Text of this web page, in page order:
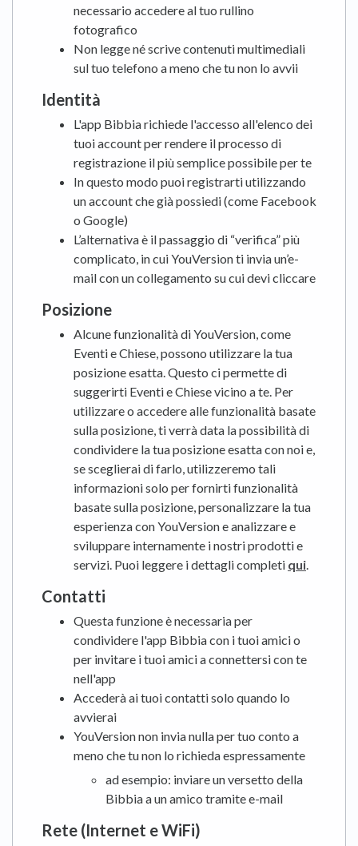
necessario accedere al tuo rullino
fotografico
Non legge né scrive contenuti multimediali
sul tuo telefono a meno che tu non lo avvii
Identità
L'app Bibbia richiede l'accesso all'elenco dei
tuoi account per rendere il processo di
registrazione il più semplice possibile per te
In questo modo puoi registrarti utilizzando
un account che già possiedi (come Facebook
o Google)
L’alternativa è il passaggio di “verifica” più
complicato, in cui YouVersion ti invia un’e-
mail con un collegamento su cui devi cliccare
Posizione
Alcune funzionalità di YouVersion, come
Eventi e Chiese, possono utilizzare la tua
posizione esatta. Questo ci permette di
suggerirti Eventi e Chiese vicino a te. Per
utilizzare o accedere alle funzionalità basate
sulla posizione, ti verrà data la possibilità di
condividere la tua posizione esatta con noi e,
se sceglierai di farlo, utilizzeremo tali
informazioni solo per fornirti funzionalità
basate sulla posizione, personalizzare la tua
esperienza con YouVersion e analizzare e
sviluppare internamente i nostri prodotti e
servizi. Puoi leggere i dettagli completi qui.
Contatti
Questa funzione è necessaria per
condividere l'app Bibbia con i tuoi amici o
per invitare i tuoi amici a connettersi con te
nell'app
Accederà ai tuoi contatti solo quando lo
avvierai
YouVersion non invia nulla per tuo conto a
meno che tu non lo richieda espressamente
ad esempio: inviare un versetto della
Bibbia a un amico tramite e-mail
Rete (Internet e WiFi)